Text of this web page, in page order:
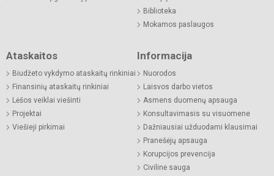
Biblioteka
Mokamos paslaugos
Ataskaitos
Biudžeto vykdymo ataskaitų rinkiniai
Finansinių ataskaitų rinkiniai
Lėšos veiklai viešinti
Projektai
Viešieji pirkimai
Informacija
Nuorodos
Laisvos darbo vietos
Asmens duomenų apsauga
Konsultavimasis su visuomene
Dažniausiai užduodami klausimai
Pranešėjų apsauga
Korupcijos prevencija
Civilinė sauga